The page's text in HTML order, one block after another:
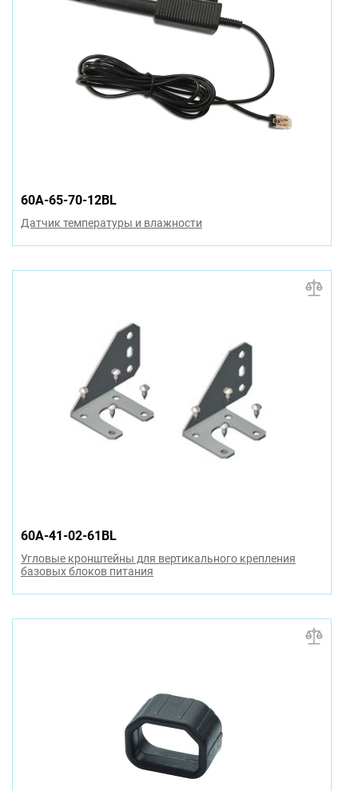
60A-65-70-12BL
Датчик температуры и влажности
60A-41-02-61BL
Угловые кронштейны для вертикального крепления
базовых блоков питания